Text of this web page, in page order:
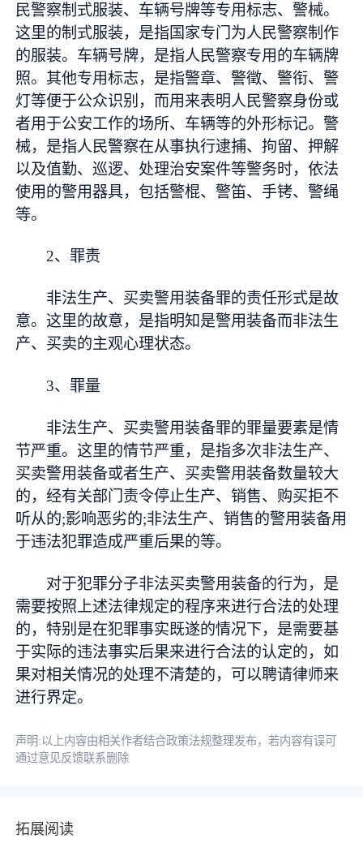
民警察制式服装、车辆号牌等专用标志、警械。
这里的制式服装，是指国家专门为人民警察制作
的服装。车辆号牌，是指人民警察专用的车辆牌
照。其他专用标志，是指警章、警徵、警衔、警
灯等便于公众识别，而用来表明人民警察身份或
者用于公安工作的场所、车辆等的外形标记。警
械，是指人民警察在从事执行逮捕、拘留、押解
以及值勤、巡逻、处理治安案件等警务时，依法
使用的警用器具，包括警棍、警笛、手铐、警绳
等。
2、罪责
非法生产、买卖警用装备罪的责任形式是故
意。这里的故意，是指明知是警用装备而非法生
产、买卖的主观心理状态。
3、罪量
非法生产、买卖警用装备罪的罪量要素是情
节严重。这里的情节严重，是指多次非法生产、
买卖警用装备或者生产、买卖警用装备数量较大
的，经有关部门责令停止生产、销售、购买拒不
听从的;影响恶劣的;非法生产、销售的警用装备用
于违法犯罪造成严重后果的等。
对于犯罪分子非法买卖警用装备的行为，是
需要按照上述法律规定的程序来进行合法的处理
的，特别是在犯罪事实既遂的情况下，是需要基
于实际的违法事实后果来进行合法的认定的，如
果对相关情况的处理不清楚的，可以聘请律师来
进行界定。
声明:以上内容由相关作者结合政策法规整理发布，若内容有误可
通过意见反馈联系删除
拓展阅读